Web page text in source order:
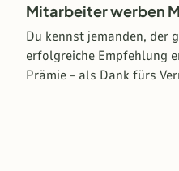
Mitarbeiter werben
Du kennst jemanden, der
erfolgreiche Empfehlung
Prämie – als Dank fürs